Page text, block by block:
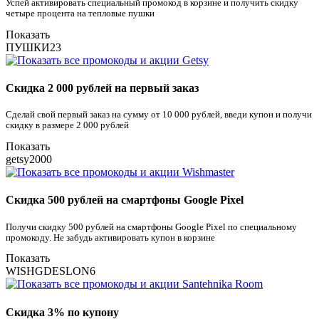
Успей активировать специальный промокод в корзине и получить скидку
четыре процента на тепловые пушки
Показать
ПУШКИ23
Скидка 2 000 рублей на первый заказ
Сделай свой первый заказ на сумму от 10 000 рублей, введи купон и получи
скидку в размере 2 000 рублей
Показать
getsy2000
Скидка 500 рублей на смартфоны Google Pixel
Получи скидку 500 рублей на смартфоны Google Pixel по специальному
промокоду. Не забудь активировать купон в корзине
Показать
WISHGDESLON6
Скидка 3% по купону